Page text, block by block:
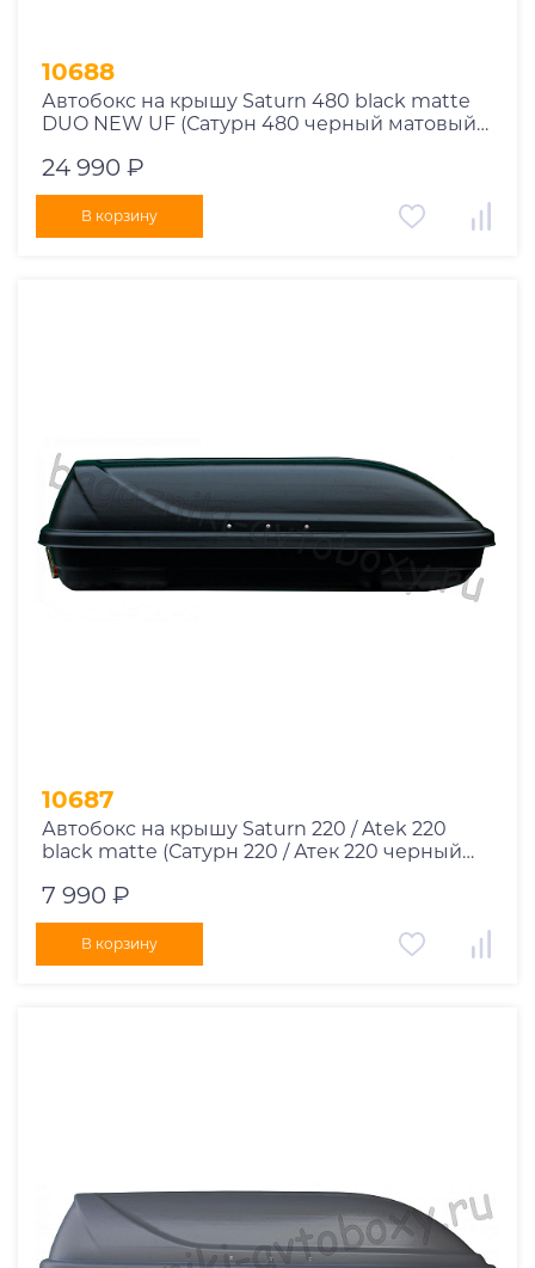
10688
Автобокс на крышу Saturn 480 black matte
DUO NEW UF (Сатурн 480 черный матовый
24 990 ₽
В корзину
10687
Автобокс на крышу Saturn 220 / Atek 220
black matte (Сатурн 220 / Атек 220 черный
7 990 ₽
В корзину